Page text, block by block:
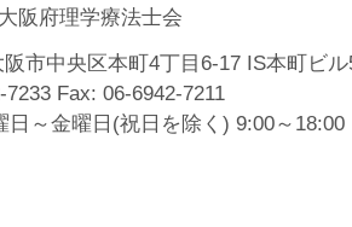
阪府理学療法士会
阪市中央区本町4丁目6-17 IS本町ビ
Fax: 06-6942-7211
日～金曜日(祝日を除く) 9:00～18:00